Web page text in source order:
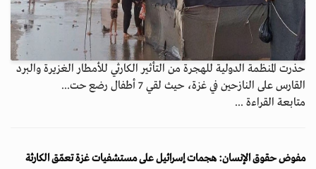
حذرت المنظمة الدولية للهجرة من التأثير الكارثي للأمطار الغزيرة والبرد
القارس على النازحين في غزة، حيث لقي 7 أطفال رضع حت...
متابعة القراءة ...
مفوض حقوق الإنسان: هجمات إسرائيل على مستشفيات غزة تعمّق الكارثة